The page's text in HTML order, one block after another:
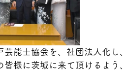
芸能士協会を、社団法人化し
皆様に茨城に来て頂けるよう